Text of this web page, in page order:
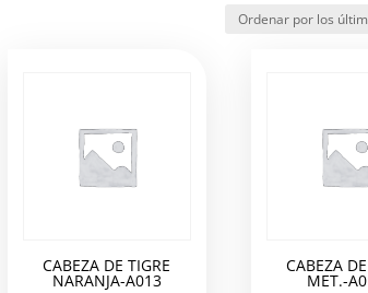
CABEZA DE TIGRE
NARANJA-A013
CABEZA
MET.-